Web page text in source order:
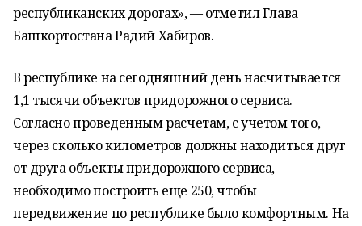
республиканских дорогах», — отметил Глава
Башкортостана Радий Хабиров.
В республике на сегодняшний день насчитывается
1,1 тысячи объектов придорожного сервиса.
Согласно проведенным расчетам, с учетом того,
через сколько километров должны находиться друг
от друга объекты придорожного сервиса,
необходимо построить еще 250, чтобы
передвижение по республике было комфортным. На